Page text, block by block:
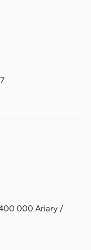
000 Ariary /